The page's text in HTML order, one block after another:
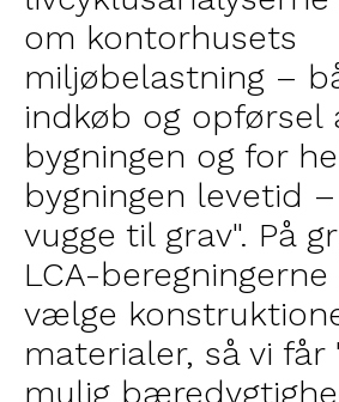
om kontorhusets
miljøbelastning –
indkøb og opførsel
bygningen og for
bygningen levetid
vugge til grav". På
LCA-beregningerne
vælge
materialer, så vi får
mulig